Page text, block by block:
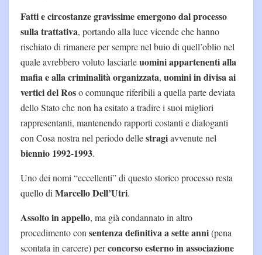
Fatti e circostanze gravissime emergono dal processo
sulla trattativa, portando alla luce vicende che hanno
rischiato di rimanere per sempre nel buio di quell’oblio nel
quale avrebbero voluto lasciarleuomini appartenenti alla
mafia e alla criminalitàorganizzata, uomini in divisa ai
vertici del Roso comunque riferibili a quella parte deviata
dello Stato che non ha esitato a tradire i suoi migliori
rappresentanti, mantenendo rapporti costanti e dialoganti
con Cosa nostra nel periodo dellestragiavvenute nel
biennio 1992-1993.
Uno dei nomi “eccellenti” di questo storico processo resta
quello di Marcello Dell’Utri.
Assolto in appello, ma già condannato in altro
procedimento con sentenza definitiva a sette anni(pena
scontata in carcere) perconcorso esterno in associazione